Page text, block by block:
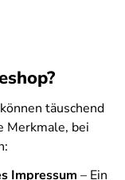
täuschend
Merkmale, bei
Impressum – Ein